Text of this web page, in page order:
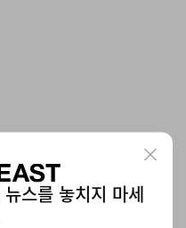
션 공개
스를 놓치지 마세